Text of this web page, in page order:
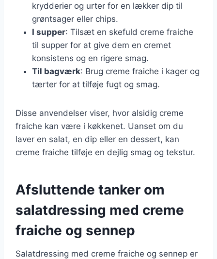
krydderier og urter for en lækker dip til
grøntsager eller chips.
I supper: Tilsæt en skefuld creme fraiche
til supper for at give dem en cremet
konsistens og en rigere smag.
Til bagværk: Brug creme fraiche i kager og
tærter for at tilføje fugt og smag.
Disse anvendelser viser, hvor alsidig creme
fraiche kan være i køkkenet. Uanset om du
laver en salat, en dip eller en dessert, kan
creme fraiche tilføje en dejlig smag og tekstur.
Afsluttende tanker om
salatdressing med creme
fraiche og sennep
Salatdressing med creme fraiche og sennep er